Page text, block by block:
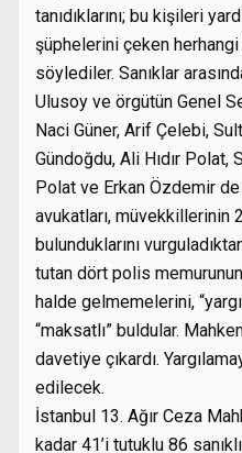
tanıdıklarını; bu kişileri
şüphelerini çeken herhangi
söylediler. Sanıklar
Ulusoy ve örgütün Genel
Naci Güner, Arif Çelebi,
Gündoğdu, Ali Hıdır
Polat ve Erkan Özdemir
avukatları, müvekkillerinin
bulunduklarını
tutan dört polis
halde gelmemelerini,
“maksatlı” buldular.
davetiye çıkardı.
edilecek.
İstanbul 13. Ağır Ceza
kadar 41’i tutuklu 86